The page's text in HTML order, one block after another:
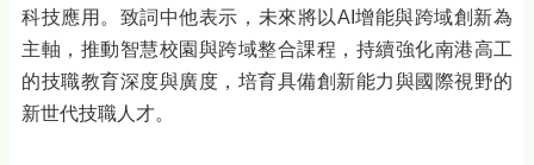
科技應用。致詞中他表示，未來將以AI增能與跨域創新為
主軸，推動智慧校園與跨域整合課程，持續強化南港高工
的技職教育深度與廣度，培育具備創新能力與國際視野的
新世代技職人才。